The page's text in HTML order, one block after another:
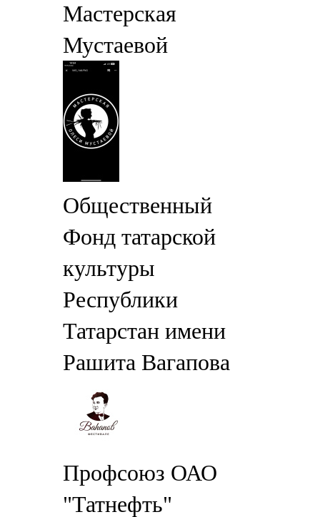
Мастерская
Мустаевой
Общественный
Фонд татарской
культуры
Республики
Татарстан имени
Рашита Вагапова
Профсоюз ОАО
"Татнефть"